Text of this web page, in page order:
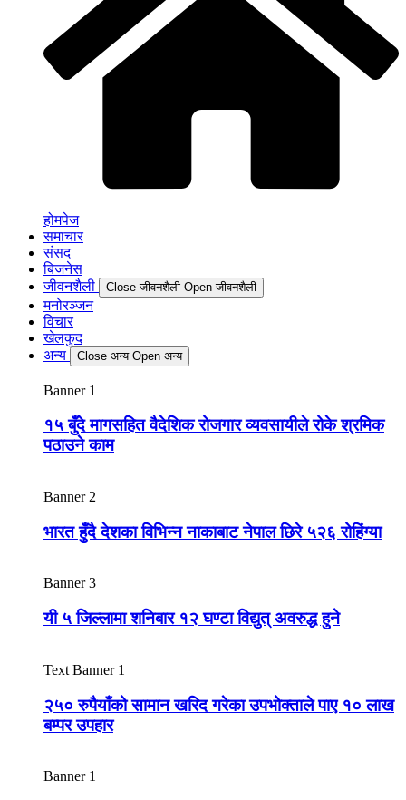
होमपेज
समाचार
संसद
बिजनेस
जीवनशैली
Close जीवनशैली Open जीवनशैली
मनोरञ्जन
विचार
खेलकुद
अन्य
Close अन्य Open अन्य
Banner 1
१५ बुँदे मागसहित वैदेशिक रोजगार व्यवसायीले रोके श्रमिक
पठाउने काम
Banner 2
भारत हुँदै देशका विभिन्न नाकाबाट नेपाल छिरे ५२६ रोहिंग्या
Banner 3
यी ५ जिल्लामा शनिबार १२ घण्टा विद्युत् अवरुद्ध हुने
Text Banner 1
२५० रुपैयाँको सामान खरिद गरेका उपभोक्ताले पाए १० लाख
बम्पर उपहार
Banner 1